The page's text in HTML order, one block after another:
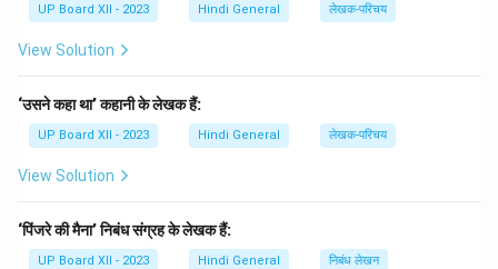
समय में सभी की प्रार्थनाएँ तुम्हारे साथ हैं।
तुम्हारा मित्र,
Download Solution in PDF
UP Board XII - 2023 Hindi General लेखक-परिचय
View Solution
‘उसने कहा था’ कहानी के लेखक हैं:
UP Board XII - 2023 Hindi General लेखक-परिचय
View Solution
‘पिंजरे की मैना’ निबंध संग्रह के लेखक हैं:
UP Board XII - 2023 Hindi General निबंध लेखन